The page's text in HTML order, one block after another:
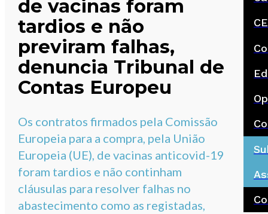
de vacinas foram
tardios e não
previram falhas,
denuncia Tribunal de
Contas Europeu
Os contratos firmados pela Comissão
Europeia para a compra, pela União
Europeia (UE), de vacinas anticovid-19
foram tardios e não continham
cláusulas para resolver falhas no
abastecimento como as registadas,